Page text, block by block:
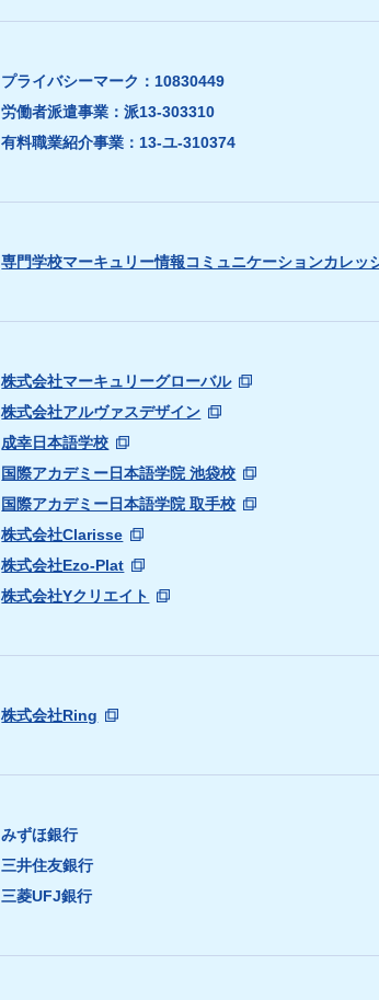
プライバシーマーク：10830449
労働者派遣事業：派13-303310
有料職業紹介事業：13-ユ-310374
専門学校マーキュリー情報コミュニケーションカレッ
株式会社マーキュリーグローバル
株式会社アルヴァスデザイン
成幸日本語学校
国際アカデミー日本語学院 池袋校
国際アカデミー日本語学院 取手校
株式会社Clarisse
株式会社Ezo-Plat
株式会社Yクリエイト
株式会社Ring
みずほ銀行
三井住友銀行
三菱UFJ銀行